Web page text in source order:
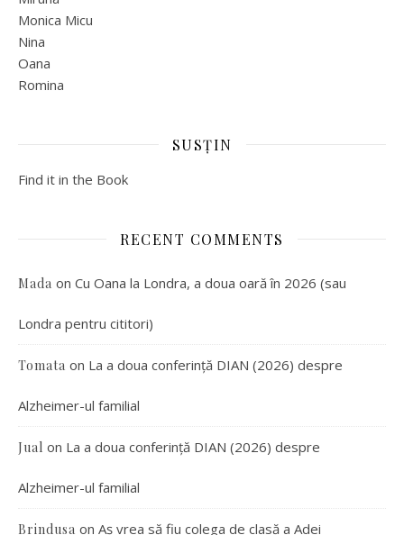
Monica Micu
Nina
Oana
Romina
SUSȚIN
Find it in the Book
RECENT COMMENTS
Mada on Cu Oana la Londra, a doua oară în 2026 (sau
Londra pentru cititori)
Tomata on La a doua conferință DIAN (2026) despre
Alzheimer-ul familial
Jual on La a doua conferință DIAN (2026) despre
Alzheimer-ul familial
Brindusa on Aș vrea să fiu colega de clasă a Adei